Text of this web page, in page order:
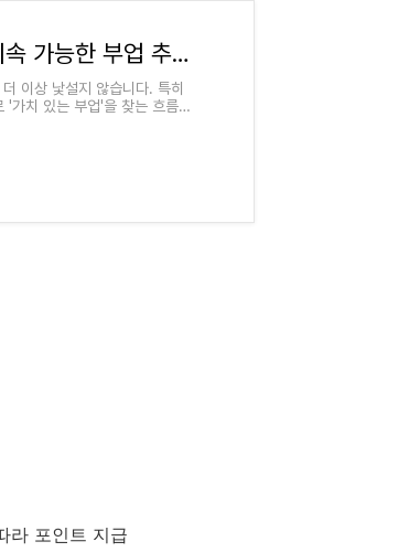
2025년 MZ세대를 위한 지속 가능한 부업 추천: 돈 벌면서 지구도 지키는 N잡 아이디어 총정리
이상 낯설지 않습니다. 특히
치 있는 부업'을 찾는 흐름이
라 포인트 지급